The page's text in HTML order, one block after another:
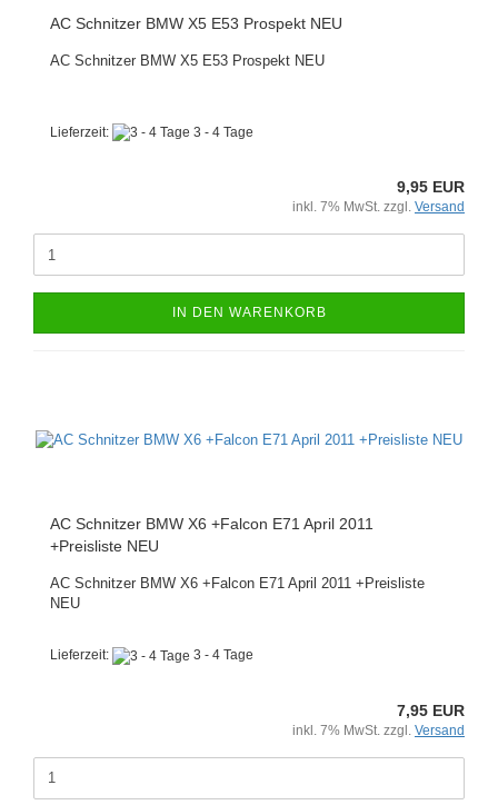
AC Schnitzer BMW X5 E53 Prospekt NEU
AC Schnitzer BMW X5 E53 Prospekt NEU
Lieferzeit: 3 - 4 Tage
9,95 EUR
inkl. 7% MwSt. zzgl. Versand
IN DEN WARENKORB
AC Schnitzer BMW X6 +Falcon E71 April 2011
+Preisliste NEU
AC Schnitzer BMW X6 +Falcon E71 April 2011 +Preisliste
NEU
Lieferzeit: 3 - 4 Tage
7,95 EUR
inkl. 7% MwSt. zzgl. Versand